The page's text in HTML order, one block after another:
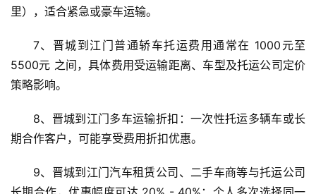
里），适合紧急或豪车运输。
7、晋城到江门普通轿车托运费用通常在 1000元至
5500元 之间，具体费用受运输距离、车型及托运公司定价
策略影响。
8、晋城到江门多车运输折扣：一次性托运多辆车或长
期合作客户，可能享受费用折扣优惠。
9、晋城到江门汽车租赁公司、二手车商等与托运公司